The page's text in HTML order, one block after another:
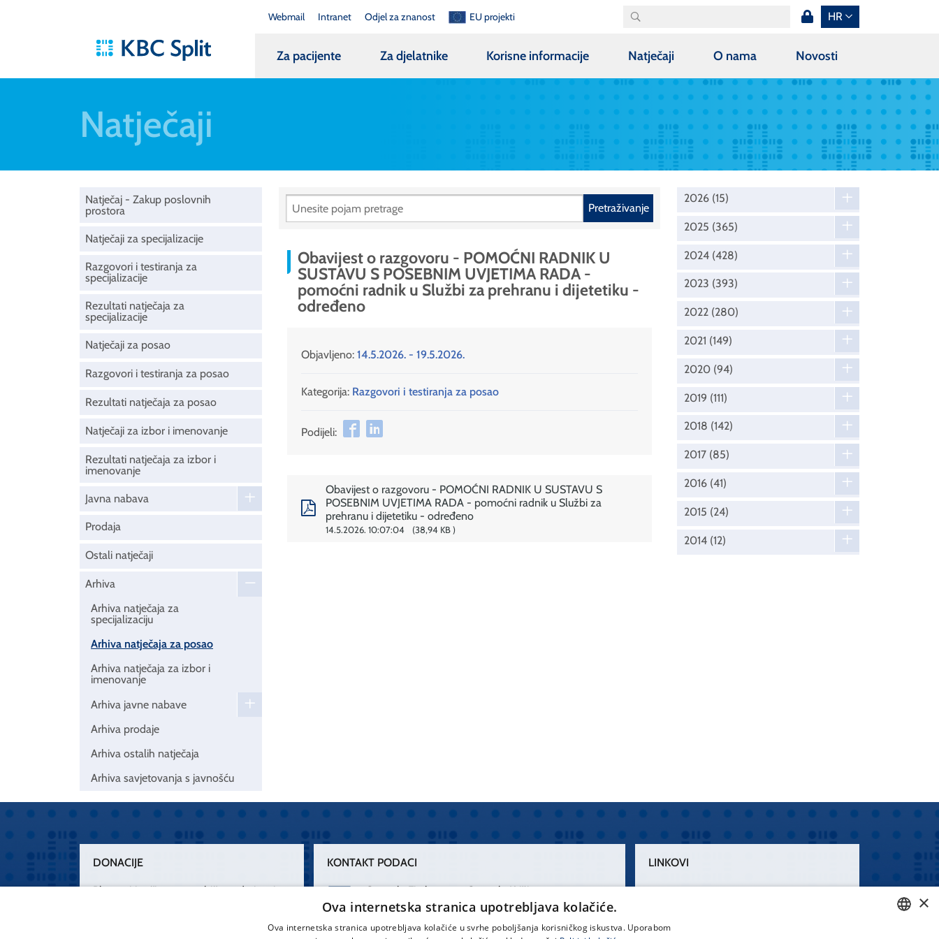
Webmail Intranet Odjel za znanost EU projekti HR
Za pacijente Za djelatnike Korisne informacije Natječaji O nama Novosti
Natječaji
Natječaj - Zakup poslovnih
prostora
Natječaji za specijalizacije
Razgovori i testiranja za
specijalizacije
Rezultati natječaja za
specijalizacije
Natječaji za posao
Razgovori i testiranja za posao
Rezultati natječaja za posao
Natječaji za izbor i imenovanje
Rezultati natječaja za izbor i
imenovanje
Javna nabava
Prodaja
Ostali natječaji
Arhiva
Arhiva natječaja za
specijalizaciju
Arhiva natječaja za posao
Arhiva natječaja za izbor i
imenovanje
Arhiva javne nabave
Arhiva prodaje
Arhiva ostalih natječaja
Arhiva savjetovanja s javnošću
Pretraživanje
Obavijest o razgovoru - POMOĆNI RADNIK U
SUSTAVU S POSEBNIM UVJETIMA RADA -
pomoćni radnik u Službi za prehranu i dijetetiku -
određeno
Objavljeno: 14.5.2026. - 19.5.2026.
Kategorija: Razgovori i testiranja za posao
Podijeli:
Obavijest o razgovoru - POMOĆNI RADNIK U SUSTAVU S
POSEBNIM UVJETIMA RADA - pomoćni radnik u Službi za
prehranu i dijetetiku - određeno
14.5.2026. 10:07:04 38,94 KB
2026 (15)
2025 (365)
2024 (428)
2023 (393)
2022 (280)
2021 (149)
2020 (94)
2019 (111)
2018 (142)
2017 (85)
2016 (41)
2015 (24)
2014 (12)
DONACIJE
Plemenitim činom nesebičnog darivanja
„Zarazimo“ se dobrotom, donirajmo od
KONTAKT PODACI
Centrala Firule
021 556 111
Centrala Križine
021 557 111
LINKOVI
×
Ova internetska stranica upotrebljava kolačiće.
Ova internetska stranica upotrebljava kolačiće u svrhe poboljšanja korisničkog iskustva. Uporabom